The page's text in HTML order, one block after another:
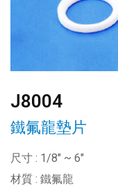
J8004
鐵氟龍墊片
尺寸 : 1/8" ~ 6"
材質 : 鐵氟龍